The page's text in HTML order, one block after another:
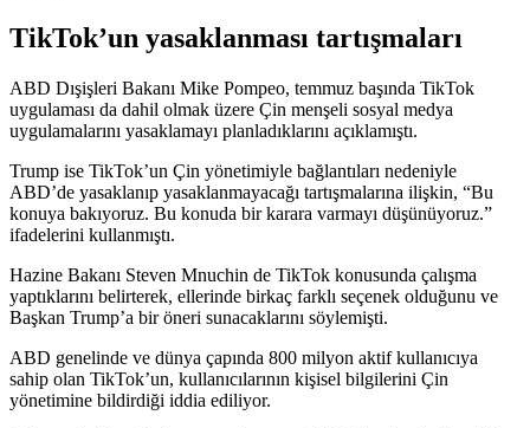
TikTok’un yasaklanması tartışmaları
ABD Dışişleri Bakanı Mike Pompeo, temmuz başında TikTok
uygulaması da dahil olmak üzere Çin menşeli sosyal medya
uygulamalarını yasaklamayı planladıklarını açıklamıştı.
Trump ise TikTok’un Çin yönetimiyle bağlantıları nedeniyle
ABD’de yasaklanıp yasaklanmayacağı tartışmalarına ilişkin, “Bu
konuya bakıyoruz. Bu konuda bir karara varmayı düşünüyoruz.”
ifadelerini kullanmıştı.
Hazine Bakanı Steven Mnuchin de TikTok konusunda çalışma
yaptıklarını belirterek, ellerinde birkaç farklı seçenek olduğunu ve
Başkan Trump’a bir öneri sunacaklarını söylemişti.
ABD genelinde ve dünya çapında 800 milyon aktif kullanıcıya
sahip olan TikTok’un, kullanıcılarının kişisel bilgilerini Çin
yönetimine bildirdiği iddia ediliyor.